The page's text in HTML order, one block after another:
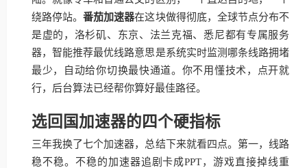
绕路停站。番茄加速器在这块做得彻底，全球节点分布不
是虚的，洛杉矶、东京、法兰克福、悉尼都有专属服务
器，智能推荐最优线路意思是系统实时监测哪条线路拥堵
最少，自动给你切换最快通道。你不用懂技术，点开就
行，后台算法已经帮你算好最佳路径。
选回国加速器的四个硬指标
三年我换了七个加速器，总结下来就看四点。第一，线路
稳不稳。不稳的加速器追剧卡成PPT，游戏直接掉线重